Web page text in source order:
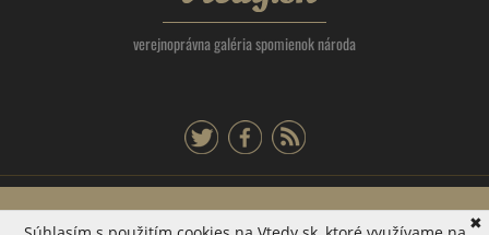
Vtedy.sk
verejnoprávna galéria spomienok národa
twitterfacebook
rss
✖